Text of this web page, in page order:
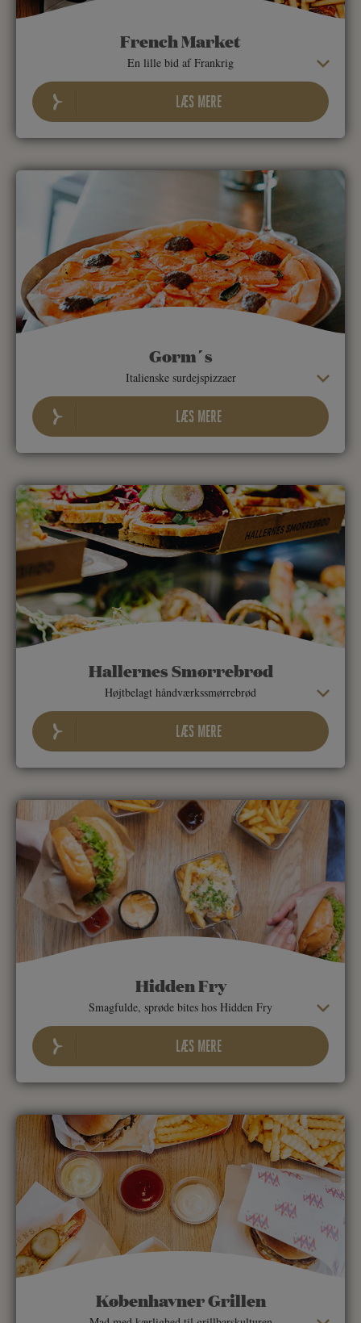
French Market
En lille bid af Frankrig
LÆS MERE
Gorm´s
Italienske surdejspizzaer
LÆS MERE
Hallernes Smørrebrød
Højtbelagt håndværkssmørrebrød
LÆS MERE
Hidden Fry
Smagfulde, sprøde bites hos Hidden Fry
LÆS MERE
Københavner Grillen